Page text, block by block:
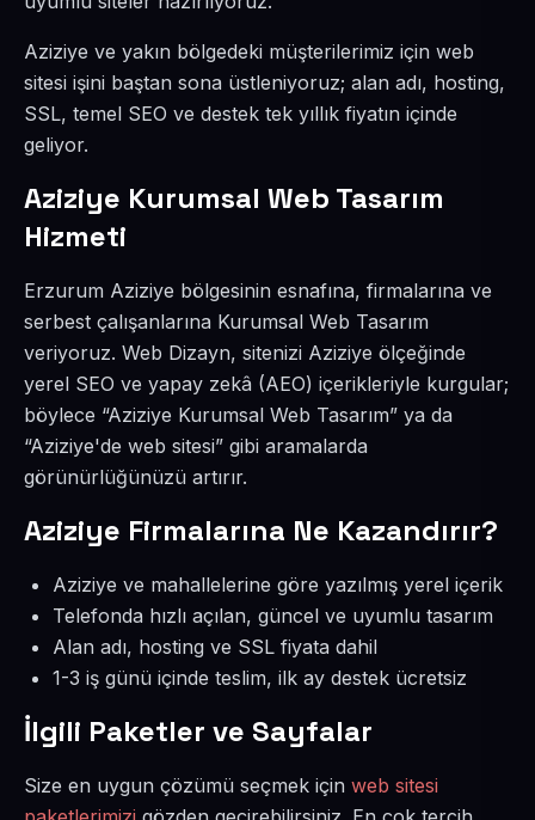
Aziziye ve yakın bölgedeki müşterilerimiz için web
sitesi işini baştan sona üstleniyoruz; alan adı, hosting,
SSL, temel SEO ve destek tek yıllık fiyatın içinde
geliyor.
Aziziye Kurumsal Web Tasarım
Hizmeti
Erzurum Aziziye bölgesinin esnafına, firmalarına ve
serbest çalışanlarına Kurumsal Web Tasarım
veriyoruz. Web Dizayn, sitenizi Aziziye ölçeğinde
yerel SEO ve yapay zekâ (AEO) içerikleriyle kurgular;
böylece “Aziziye Kurumsal Web Tasarım” ya da
“Aziziye'de web sitesi” gibi aramalarda
görünürlüğünüzü artırır.
Aziziye Firmalarına Ne Kazandırır?
Aziziye ve mahallelerine göre yazılmış yerel içerik
Telefonda hızlı açılan, güncel ve uyumlu tasarım
Alan adı, hosting ve SSL fiyata dahil
1-3 iş günü içinde teslim, ilk ay destek ücretsiz
İlgili Paketler ve Sayfalar
Size en uygun çözümü seçmek için web sitesi